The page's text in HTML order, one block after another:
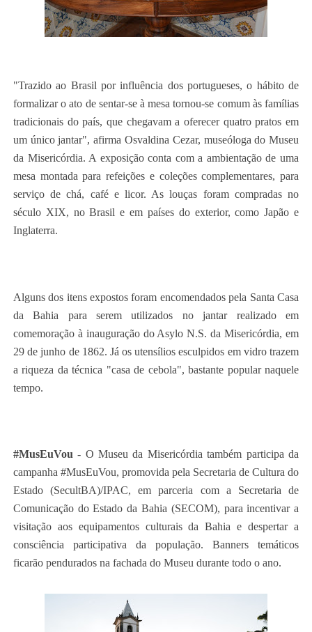
"Trazido ao Brasil por influência dos portugueses, o hábito de
formalizar o ato de sentar-se à mesa tornou-se comum às famílias
tradicionais do país, que chegavam a oferecer quatro pratos em
um único jantar", afirma Osvaldina Cezar, museóloga do Museu
da Misericórdia. A exposição conta com a ambientação de uma
mesa montada para refeições e coleções complementares, para
serviço de chá, café e licor. As louças foram compradas no
século XIX, no Brasil e em países do exterior, como Japão e
Inglaterra.
Alguns dos itens expostos foram encomendados pela Santa Casa
da Bahia para serem utilizados no jantar realizado em
comemoração à inauguração do Asylo N.S. da Misericórdia, em
29 de junho de 1862. Já os utensílios esculpidos em vidro trazem
a riqueza da técnica "casa de cebola", bastante popular naquele
tempo.
#MusEuVou - O Museu da Misericórdia também participa da
campanha #MusEuVou, promovida pela Secretaria de Cultura do
Estado (SecultBA)/IPAC, em parceria com a Secretaria de
Comunicação do Estado da Bahia (SECOM), para incentivar a
visitação aos equipamentos culturais da Bahia e despertar a
consciência participativa da população. Banners temáticos
ficarão pendurados na fachada do Museu durante todo o ano.